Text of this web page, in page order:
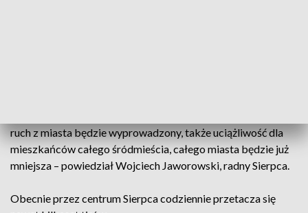
ruch z miasta będzie wyprowadzony, także uciążliwość dla
mieszkańców całego śródmieścia, całego miasta będzie już
mniejsza – powiedział Wojciech Jaworowski, radny Sierpca.
Obecnie przez centrum Sierpca codziennie przetacza się